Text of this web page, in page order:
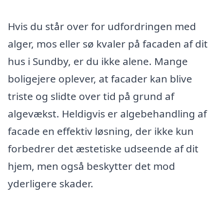
Hvis du står over for udfordringen med
alger, mos eller sø kvaler på facaden af dit
hus i Sundby, er du ikke alene. Mange
boligejere oplever, at facader kan blive
triste og slidte over tid på grund af
algevækst. Heldigvis er algebehandling af
facade en effektiv løsning, der ikke kun
forbedrer det æstetiske udseende af dit
hjem, men også beskytter det mod
yderligere skader.